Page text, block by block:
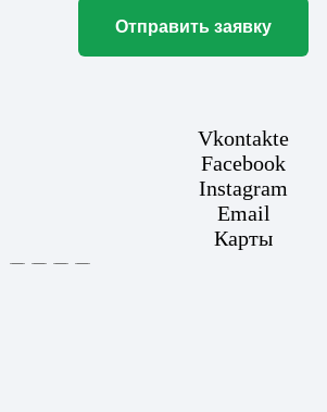
Отправить заявку
Vkontakte
Facebook
Instagram
Email
Карты